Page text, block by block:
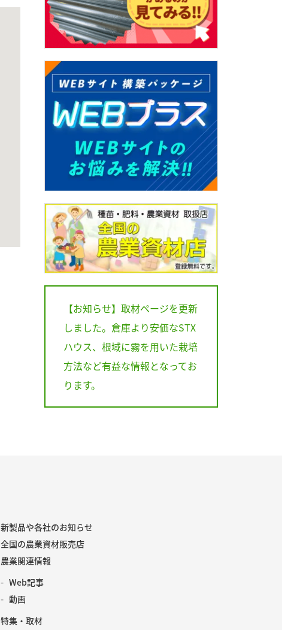
【お知らせ】取材ページを更新
しました。倉庫より安価なSTX
ハウス、根域に霧を用いた栽培
方法など有益な情報となってお
ります。
新製品や各社のお知らせ
全国の農業資材販売店
農業関連情報
Web記事
動画
特集・取材